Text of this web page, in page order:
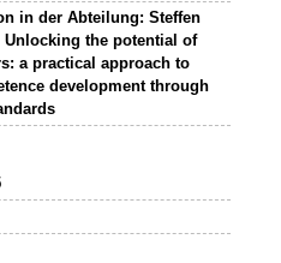
in der Abteilung: Steffen
Unlocking the potential of
a practical approach to
development through